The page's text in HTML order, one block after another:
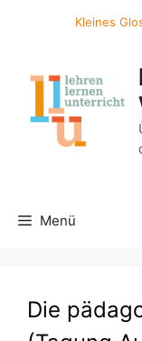
Kleines
Menü
Die